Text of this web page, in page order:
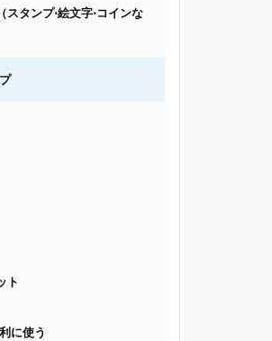
スタンプ⋅絵文字⋅コインな
ト
に使う